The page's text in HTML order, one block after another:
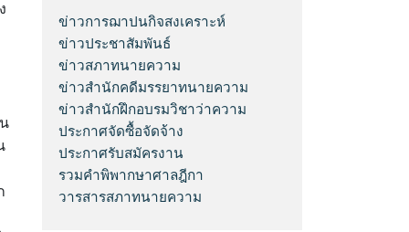
ข่าวการฌาปนกิจสงเคราะห์
ข่าวประชาสัมพันธ์
ข่าวสภาทนายความ
ข่าวสำนักคดีมรรยาทนายความ
ข่าวสำนักฝึกอบรมวิชาว่าความ
ประกาศจัดซื้อจัดจ้าง
ประกาศรับสมัครงาน
รวมคำพิพากษาศาลฎีกา
วารสารสภาทนายความ